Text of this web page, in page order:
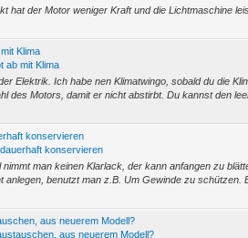
hat der Motor weniger Kraft und die Lichtmaschine
Klima
ab mit Klima
Elektrik. Ich habe nen Klimatwingo, sobald du die
des Motors, damit er nicht abstirbt. Du kannst den
konservieren
konservieren
nimmt man keinen Klarlack, der kann anfangen zu
anlegen, benutzt man z.B. Um Gewinde zu schützen.
aus neuerem Modell?
aus neuerem Modell?